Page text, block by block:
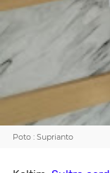
Poto : Suprianto